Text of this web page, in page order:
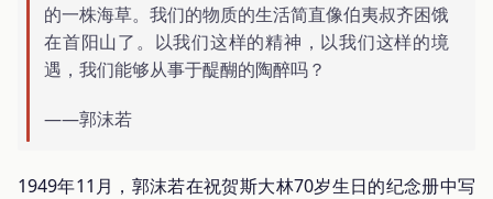
的一株海草。我们的物质的生活简直像伯夷叔齐困饿
在首阳山了。以我们这样的精神，以我们这样的境
遇，我们能够从事于醍醐的陶醉吗？
——郭沫若
1949年11月，郭沫若在祝贺斯大林70岁生日的纪念册中写